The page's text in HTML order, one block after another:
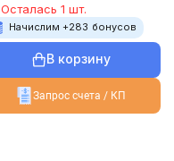
Осталась 1 шт.
Начислим +283 бонусов
В корзину
Запрос счета / КП